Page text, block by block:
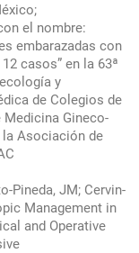
el nombre:
embarazadas con
casos” en la 63ª
y
de Colegios de
Medicina Gineco-
la Asociación de
Pineda, JM; Cervin-
Management in
and Operative